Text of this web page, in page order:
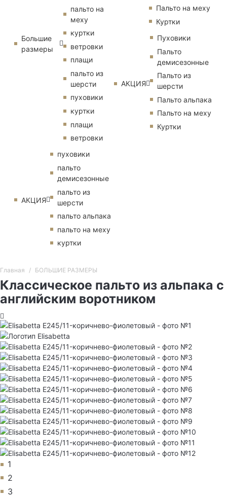
Большие
размеры
пальто на
меху
куртки
ветровки
плащи
пальто из
шерсти
пуховики
куртки
плащи
ветровки
АКЦИЯ
пуховики
пальто
демисезонные
пальто из
шерсти
пальто альпака
пальто на меху
куртки
Пальто на меху
Куртки
АКЦИЯ
Пуховики
Пальто
демисезонные
Пальто из
шерсти
Пальто альпака
Пальто на меху
Куртки
Главная БОЛЬШИЕ РАЗМЕРЫ
Классическое пальто из альпака с
английским воротником
1
2
3